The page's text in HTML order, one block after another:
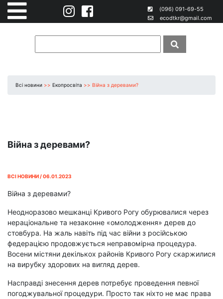
(096) 091-69-55
ecodtkr@gmail.com
Всі новини >> Екопросвіта >> Війна з деревами?
Війна з деревами?
ВСІ НОВИНИ / 06.01.2023
Війна з деревами?
Неодноразово мешканці Кривого Рогу обурювалися через
нераціональне та незаконне «омолодження» дерев до
стовбура. На жаль навіть під час війни з російською
федерацією продовжується неправомірна процедура.
Восени містяни декількох районів Кривого Рогу скаржилися
на вирубку здорових на вигляд дерев.
Насправді знесення дерев потребує проведення певної
погоджувальної процедури. Просто так ніхто не має права